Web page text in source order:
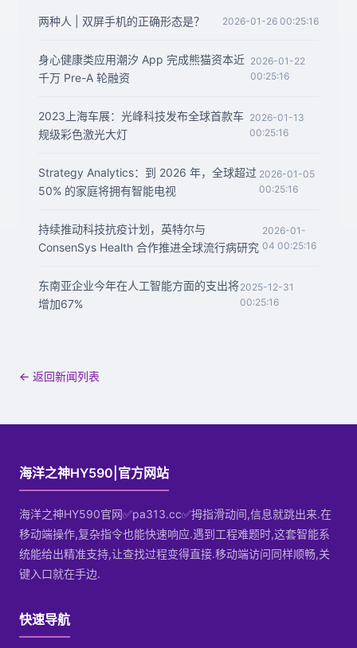
两种人 | 双屏手机的正确形态是？ 2026-01-26 00:25:16
身心健康类应用潮汐 App 完成熊猫资本近
千万 Pre-A 轮融资
2026-01-22
00:25:16
2023上海车展：光峰科技发布全球首款车
规级彩色激光大灯
2026-01-13
00:25:16
Strategy Analytics：到 2026 年，全球超过
50% 的家庭将拥有智能电视
2026-01-05
00:25:16
持续推动科技抗疫计划，英特尔与
ConsenSys Health 合作推进全球流行病研究
2026-01-
04 00:25:16
东南亚企业今年在人工智能方面的支出将
增加67%
2025-12-31
00:25:16
← 返回新闻列表
海洋之神HY590|官方网站
海洋之神HY590官网✅pa313.cc✅拇指滑动间,信息就跳出来.在
移动端操作,复杂指令也能快速响应.遇到工程难题时,这套智能系
统能给出精准支持,让查找过程变得直接.移动端访问同样顺畅,关
键入口就在手边.
快速导航